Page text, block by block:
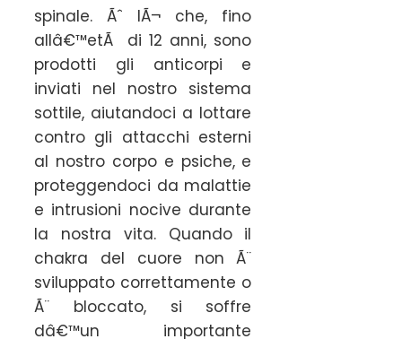
spinale. Ãˆ lÃ¬ che, fino
allâ€™etÃ di 12 anni, sono
prodotti gli anticorpi e
inviati nel nostro sistema
sottile, aiutandoci a lottare
contro gli attacchi esterni
al nostro corpo e psiche, e
proteggendoci da malattie
e intrusioni nocive durante
la nostra vita. Quando il
chakra del cuore non Ã¨
sviluppato correttamente o
Ã¨ bloccato, si soffre
dâ€™un importante